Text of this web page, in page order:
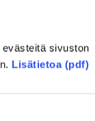
sivuston
Lisätietoa (pdf)